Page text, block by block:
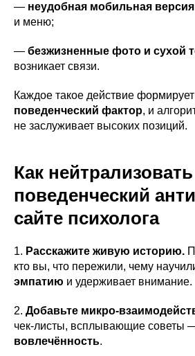
— неудобная мобильная версия
и меню;
— безжизненные фото и сухой
возникает связи.
Каждое такое действие формирует
поведенческий фактор, и
не заслуживает высоких позиций.
Как нейтрализовать
поведенческий
сайте психолога
1. Расскажите живую историю.
кто вы, что пережили, чему
эмпатию и удерживает внимание.
2. Добавьте микро-
чек-листы, всплывающие советы
вовлечённость.